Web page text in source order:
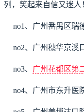
列，笑起来自信又迷人
no1、广州番禺区瑞
no2、广州穗华京溪
no3、 广州花都区第
no4、广州市东升医